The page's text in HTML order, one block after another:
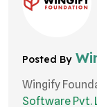
Posted By
Wingify
Software Pvt.